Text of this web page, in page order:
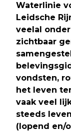
Waterlinie
Leidsche
veelal
zichtbaar
vondsten,
het leven
vaak veel
steeds
(lopend en/